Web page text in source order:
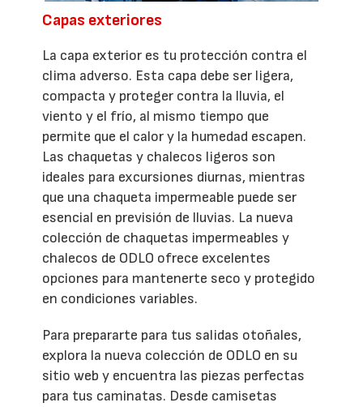
Capas exteriores
La capa exterior es tu protección contra el
clima adverso. Esta capa debe ser ligera,
compacta y proteger contra la lluvia, el
viento y el frío, al mismo tiempo que
permite que el calor y la humedad escapen.
Las chaquetas y chalecos ligeros son
ideales para excursiones diurnas, mientras
que una chaqueta impermeable puede ser
esencial en previsión de lluvias. La nueva
colección de chaquetas impermeables y
chalecos de ODLO ofrece excelentes
opciones para mantenerte seco y protegido
en condiciones variables.
Para prepararte para tus salidas otoñales,
explora la nueva colección de ODLO en su
sitio web y encuentra las piezas perfectas
para tus caminatas. Desde camisetas